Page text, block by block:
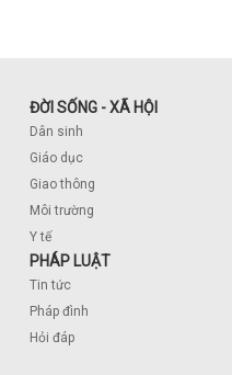
ĐỜI SỐNG - XÃ HỘI
Dân sinh
Giáo dục
Giao thông
Môi trường
Y tế
PHÁP LUẬT
Tin tức
Pháp đình
Hỏi đáp